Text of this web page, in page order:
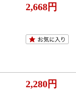
2,668円
2,280円